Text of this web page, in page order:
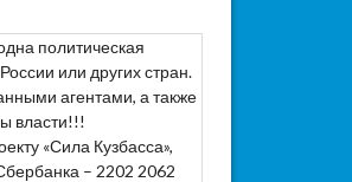
политическая
или других стран.
агентами, а также
власти!!!
«Сила Кузбасса»,
– 2202 2062